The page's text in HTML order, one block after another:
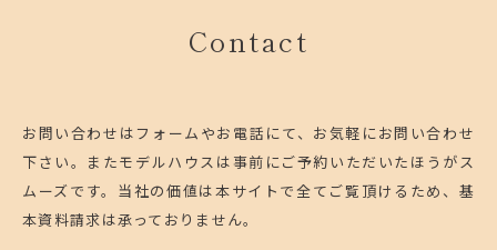
Contact
お問い合わせはフォームやお電話にて、お気軽にお問い合わせ
下さい。 またモデルハウスは事前にご予約いただいたほうがス
ムーズです。 当社の価値は本サイトで全てご覧頂けるため、基
本資料請求は承っておりません。